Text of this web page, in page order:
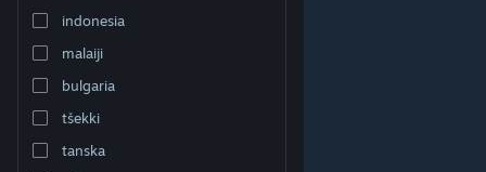
indonesia
malaiji
bulgaria
tšekki
tanska